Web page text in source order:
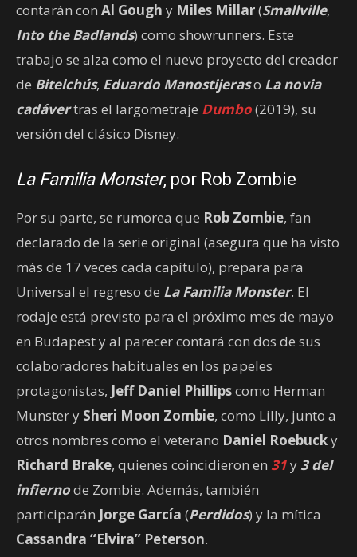
contarán con Al Gough y Miles Millar(Smallville,
Into the Badlands) como showrunners. Este
trabajo se alza como el nuevo proyecto del creador
de Bitelchús, Eduardo Manostijeraso La novia
cadávertras el largometraje Dumbo(2019), su
versión del clásico Disney.
La Familia Monster, por Rob Zombie
Por su parte, se rumorea que Rob Zombie, fan
declarado de la serie original (asegura que ha visto
más de 17 veces cada capítulo), prepara para
Universal el regreso de La Familia Monster. El
rodaje está previsto para el próximo mes de mayo
en Budapest y al parecer contará con dos de sus
colaboradores habituales en los papeles
protagonistas, Jeff Daniel Phillipscomo Herman
Munster y Sheri Moon Zombie, como Lilly, junto a
otros nombres como el veterano Daniel Roebucky
Richard Brake, quienes coincidieron en 31y 3 del
infiernode Zombie. Además, también
participarán Jorge García (Perdidos) y la mítica
Cassandra “Elvira” Peterson.